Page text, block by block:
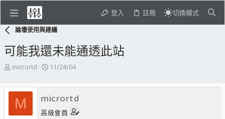
登入 註冊 切換模式
論壇使用與建議
可能我還未能通透此站
主
發
起
人
micrortd
開
日
期
11/24/04
M micrortd
高級會員